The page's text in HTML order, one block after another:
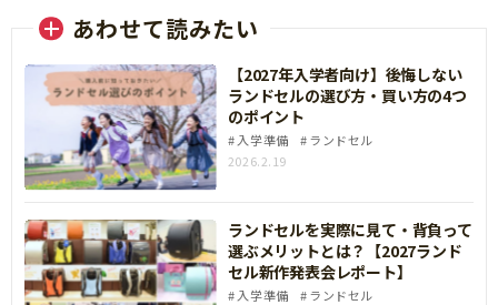
あわせて読みたい
【2027年入学者向け】後悔しない
ランドセルの選び方・買い方の4つ
のポイント
入学準備
ランドセル
2026.2.19
ランドセルを実際に見て・背負って
選ぶメリットとは？【2027ランド
セル新作発表会レポート】
入学準備
ランドセル